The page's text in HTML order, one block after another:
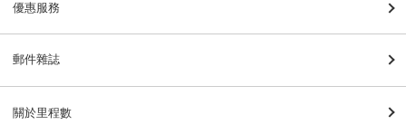
優惠服務
郵件雜誌
關於里程數